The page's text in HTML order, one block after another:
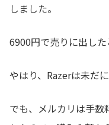
しました。
6900円で売りに出した
やはり、Razerは未だ
でも、メルカリは手